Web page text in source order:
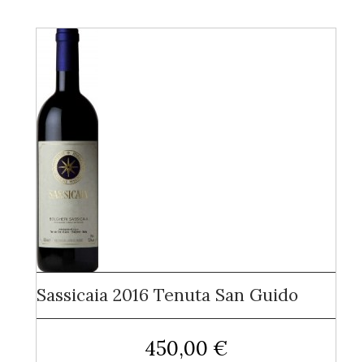
Sassicaia 2016 Tenuta San Guido
450,00 €